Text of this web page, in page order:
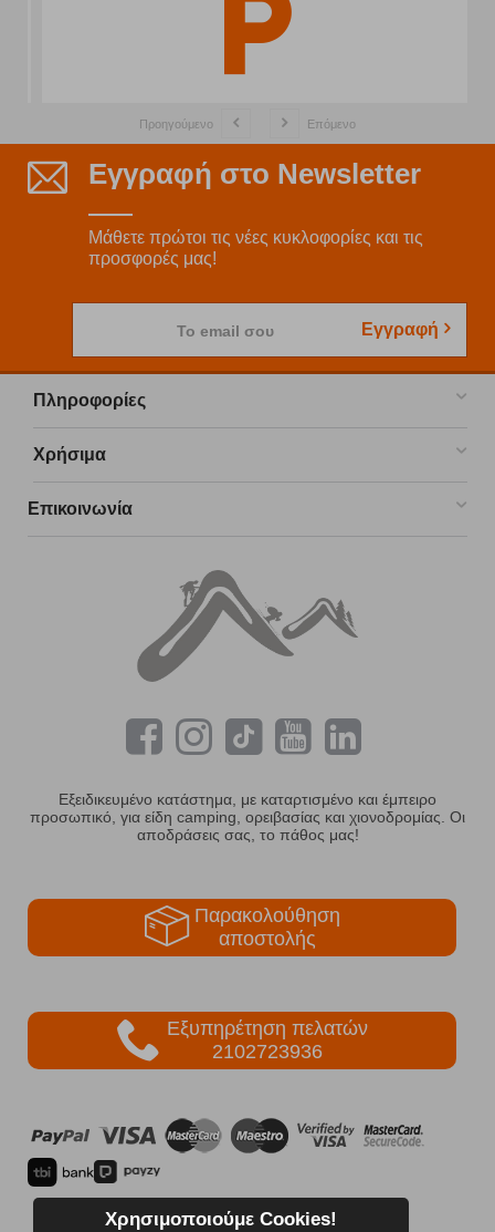
Προηγούμενο Επόμενο
Εγγραφή στο Newsletter
Μάθετε πρώτοι τις νέες κυκλοφορίες και τις
προσφορές μας!
Το email σου Εγγραφή
Πληροφορίες
Χρήσιμα
Επικοινωνία
Εξειδικευμένο κατάστημα, με καταρτισμένο και έμπειρο
προσωπικό, για είδη camping, ορειβασίας και χιονοδρομίας. Οι
αποδράσεις σας, το πάθος μας!
Παρακολούθηση
αποστολής
Εξυπηρέτηση πελατών
2102723936
Χρησιμοποιούμε Cookies!